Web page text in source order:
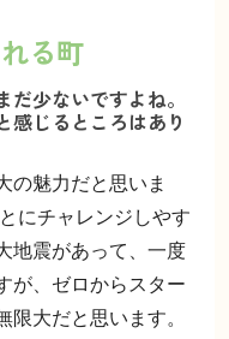
る町
少ないですよね。
感じるところはあり
の魅力だと思いま
にチャレンジしやす
地震があって、一度
が、ゼロからスター
大だと思います。